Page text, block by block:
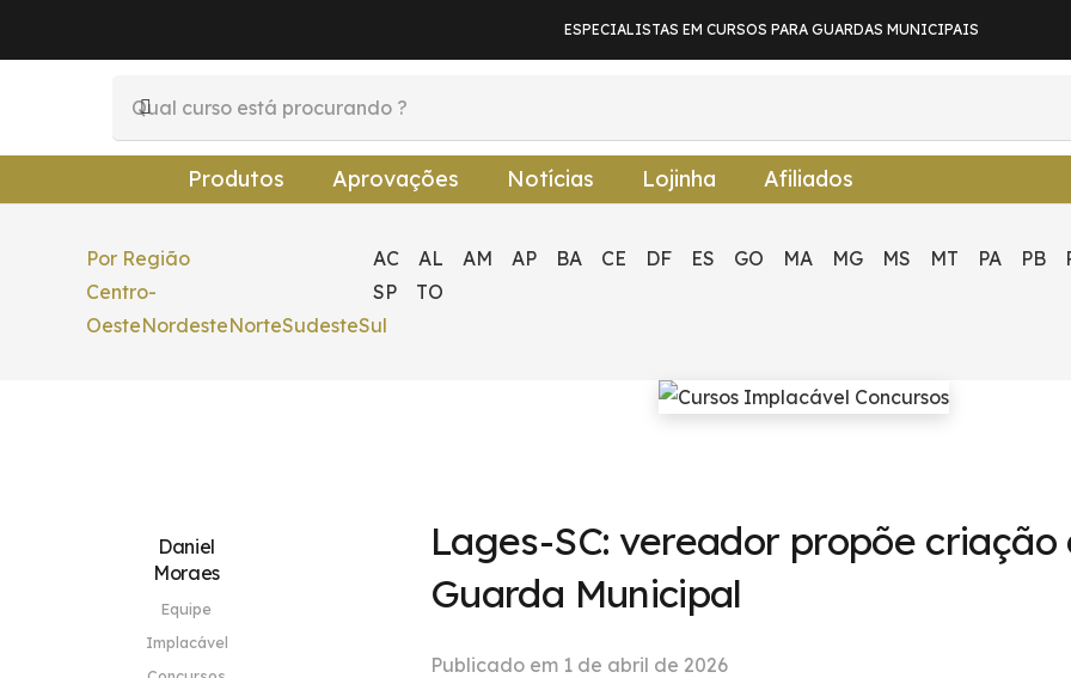
ESPECIALISTAS EM CURSOS PARA GUARDAS MUNICIPAIS
Produtos Aprovações Notícias Lojinha Afiliados
Por Região
Centro-
OesteNordesteNorteSudesteSul
AC AL AM AP BA CE DF ES GO MA MG MS MT PA PB
SP
TO
Daniel
Moraes
Equipe
Implacável
Lages-SC: vereador propõe criação
Guarda Municipal
Publicado em 1 de abril de 2026